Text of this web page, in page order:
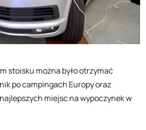
stoisku można było otrzymać
po campingach Europy oraz
miejsc na wypoczynek w